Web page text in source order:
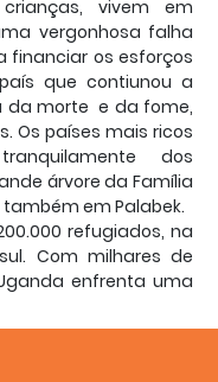
vivem em
vergonhosa falha
financiar os esforços
que contiunou a
da morte e da fome,
Os países mais ricos
dos
árvore da Família
em Palabek.
refugiados, na
Com milhares de
enfrenta uma
começaram a
km de Gulu, a maior